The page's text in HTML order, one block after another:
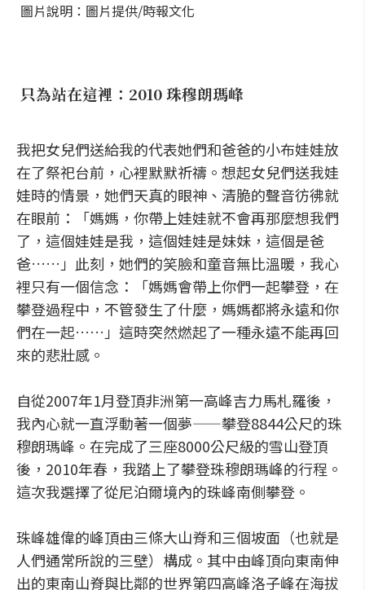
圖片說明：圖片提供/時報文化
只為站在這裡：2010 珠穆朗瑪峰
我把女兒們送給我的代表她們和爸爸的小布娃娃放
在了祭祀台前，心裡默默祈禱。想起女兒們送我娃
娃時的情景，她們天真的眼神、清脆的聲音彷彿就
在眼前：「媽媽，你帶上娃娃就不會再那麼想我們
了，這個娃娃是我，這個娃娃是妹妹，這個是爸
爸……」此刻，她們的笑臉和童音無比溫暖，我心
裡只有一個信念：「媽媽會帶上你們一起攀登，在
攀登過程中，不管發生了什麼，媽媽都將永遠和你
們在一起……」這時突然燃起了一種永遠不能再回
來的悲壯感。
自從2007年1月登頂非洲第一高峰吉力馬札羅後，
我內心就一直浮動著一個夢——攀登8844公尺的珠
穆朗瑪峰。在完成了三座8000公尺級的雪山登頂
後，2010年春，我踏上了攀登珠穆朗瑪峰的行程。
這次我選擇了從尼泊爾境內的珠峰南側攀登。
珠峰雄偉的峰頂由三條大山脊和三個坡面（也就是
人們通常所說的三壁）構成。其中由峰頂向東南伸
出的東南山脊與比鄰的世界第四高峰洛子峰在海拔